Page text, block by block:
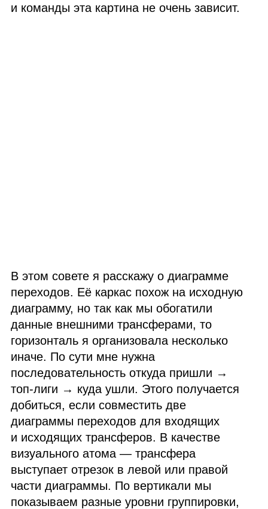
и команды эта картина не очень зависит.
В этом совете я расскажу о диаграмме
переходов. Её каркас похож на исходную
диаграмму, но так как мы обогатили
данные внешними трансферами, то
горизонталь я организовала несколько
иначе. По сути мне нужна
последовательность откуда пришли →
топ‑лиги → куда ушли. Этого получается
добиться, если совместить две
диаграммы переходов для входящих
и исходящих трансферов. В качестве
визуального атома — трансфера
выступает отрезок в левой или правой
части диаграммы. По вертикали мы
показываем разные уровни группировки,